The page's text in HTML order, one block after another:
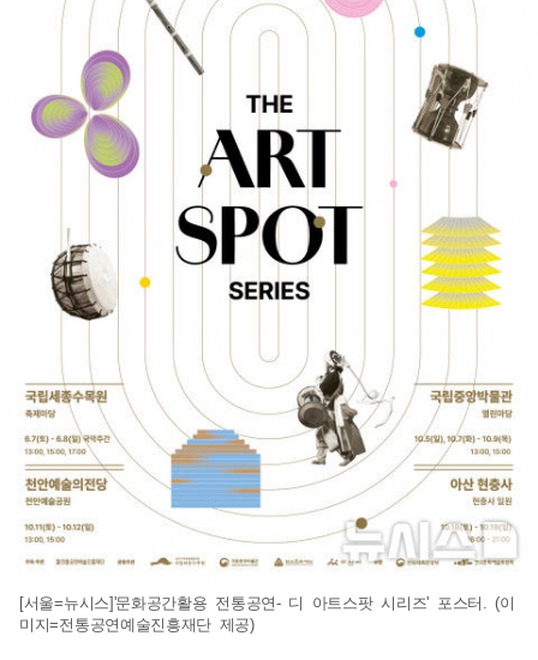
[서울=뉴시스]'문화공간활용 전통공연- 디 아트스팟 시리즈' 포스터. (이
미지=전통공연예술진흥재단 제공)